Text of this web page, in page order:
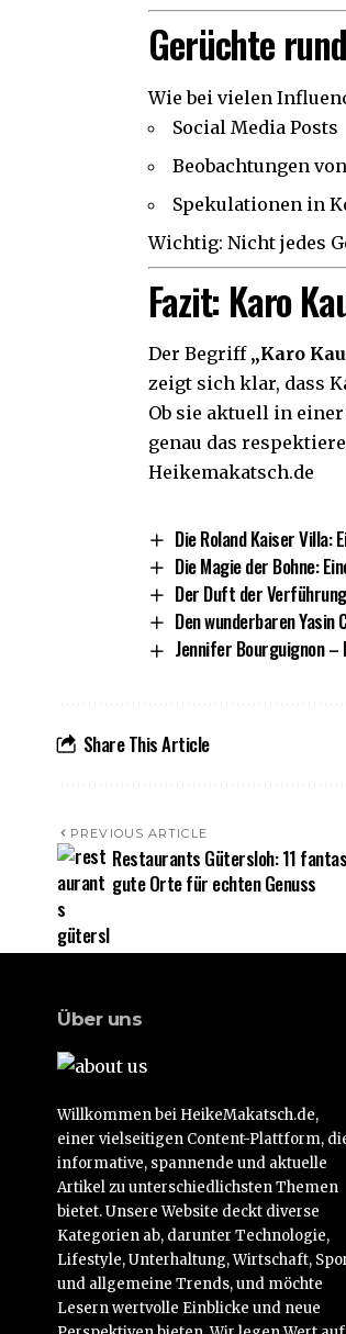
Gerüchte
Wie bei vielen
Social Media Posts
Beobachtungen
Spekulationen in
Wichtig: Nicht jedes
Fazit: Karo
Der Begriff „Karo
zeigt sich klar, dass
Ob sie aktuell in
genau das
Heikemakatsch.de
Die Roland Kaiser Villa:
Die Magie der Bohne:
Der Duft der
Den wunderbaren
Jennifer Bourguignon
Share This Article
PREVIOUS ARTICLE
Restaurants Gütersloh: 11
gute Orte für echten Genuss
Über uns
Willkommen bei HeikeMakatsch.de,
einer vielseitigen Content-Plattform,
informative, spannende und aktuelle
Artikel zu unterschiedlichsten Themen
bietet. Unsere Website deckt diverse
Kategorien ab, darunter Technologie,
Lifestyle, Unterhaltung, Wirtschaft,
und allgemeine Trends, und möchte
Lesern wertvolle Einblicke und neue